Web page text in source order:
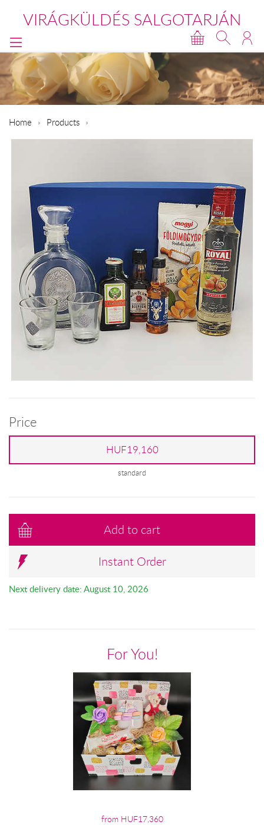
VIRÁGKÜLDÉS SALGOTARJÁN
Home Products
Price
HUF19,160
standard
Add to cart
Instant Order
Next delivery date: August 10, 2026
For You!
from HUF17,360